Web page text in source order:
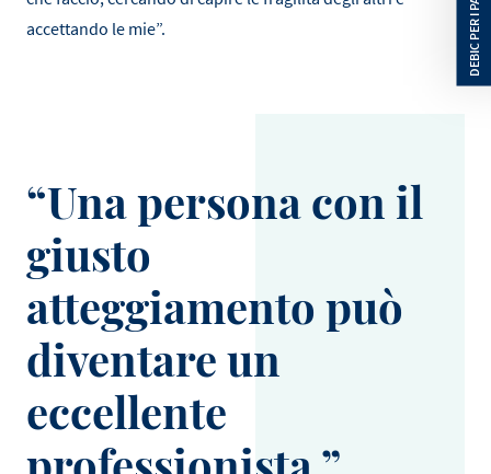
accettando le mie”.
Una persona con il
giusto
atteggiamento può
diventare un
eccellente